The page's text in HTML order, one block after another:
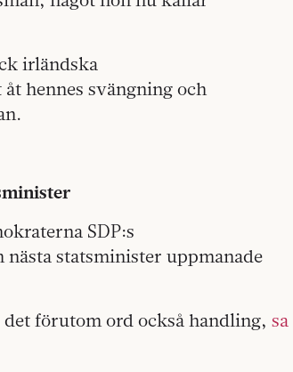
irländska
hennes svängning och
SDP:s
statsminister uppmanade
förutom ord också handling, sa